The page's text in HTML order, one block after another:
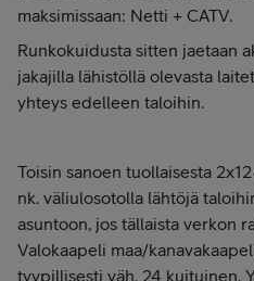
maksimissaan: Netti + CATV.
Runkokuidusta sitten jaetaan
jakajilla lähistöllä olevasta
yhteys edelleen taloihin.
Toisin sanoen tuollaisesta
nk. väliulosotolla lähtöjä
asuntoon, jos tällaista verkon
Valokaapeli maa/
tyypillisesti väh. 24 kuituinen.